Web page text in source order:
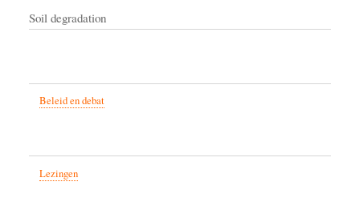
Soil degradation
Beleid en debat
Lezingen